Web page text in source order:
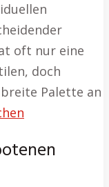
oft nur eine
doch
Palette an